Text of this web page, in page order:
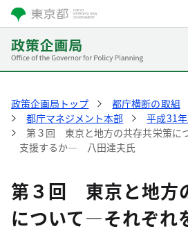
政策企画局トップ
都庁横断の取組
都庁マネジメント本部
平成31
第３回 東京と地方の共存共栄策に
支援するか― 八田達夫氏
第３回 東京と地方
について―それぞれ